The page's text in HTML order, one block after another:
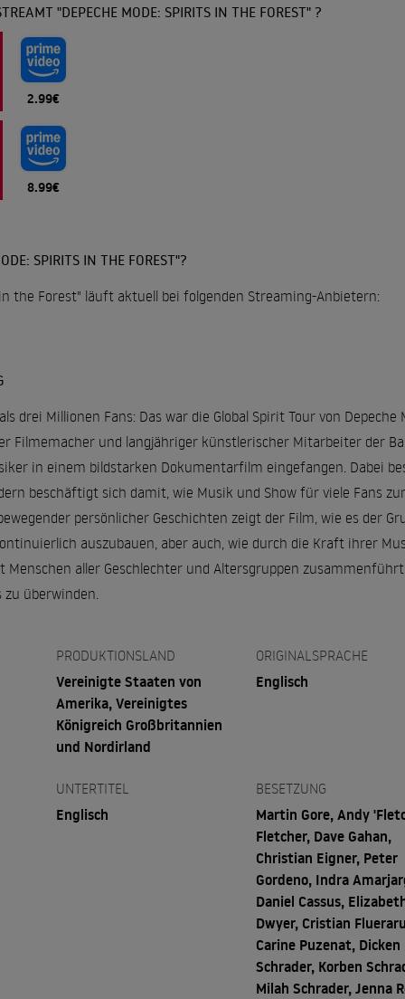
"DEPECHE MODE: SPIRITS IN THE FOREST" ?
2.99€
8.99€
SPIRITS IN THE FOREST"?
the Forest" läuft aktuell bei folgenden Streaming-Anbietern:
drei Millionen Fans: Das war die Global Spirit Tour von Depeche
Filmemacher und langjähriger künstlerischer Mitarbeiter der
in einem bildstarken Dokumentarfilm eingefangen. Dabei
beschäftigt sich damit, wie Musik und Show für viele Fans
persönlicher Geschichten zeigt der Film, wie es der
auszubauen, aber auch, wie durch die Kraft ihrer
Menschen aller Geschlechter und Altersgruppen
zu überwinden.
PRODUKTIONSLAND
Vereinigte Staaten von
Amerika, Vereinigtes
Königreich Großbritannien
und Nordirland
ORIGINALSPRACHE
Englisch
UNTERTITEL
Englisch
BESETZUNG
Martin Gore, Andy
Fletcher, Dave Gahan,
Christian Eigner, Peter
Gordeno, Indra
Daniel Cassus,
Dwyer, Cristian
Carine Puzenat, Dicken
Schrader, Korben
Milah Schrader, Jenna